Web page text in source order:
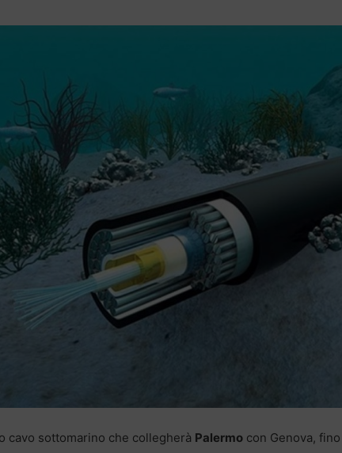
cavo sottomarino che collegherà Palermo con Genova,